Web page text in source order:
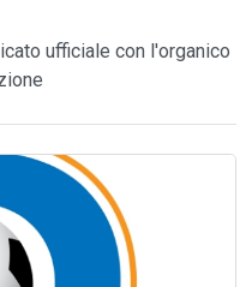
ufficiale con l'organico